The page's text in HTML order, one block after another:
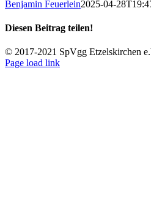
Benjamin Feuerlein2025-04-
Diesen Beitrag teilen!
Facebook
X
E-
Mail
© 2017-2021 SpVgg Etzelskirchen
Facebook
Instagram
Page load link